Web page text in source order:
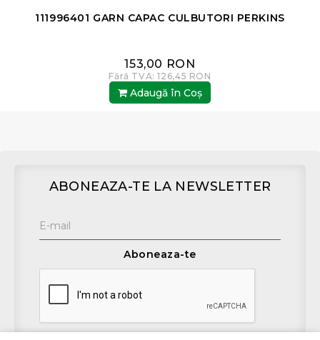
111996401 GARN CAPAC CULBUTORI PERKINS
153,00 RON
Fără TVA: 126,45 RON
Adaugă în Coş
ABONEAZA-TE LA NEWSLETTER
Aboneaza-te